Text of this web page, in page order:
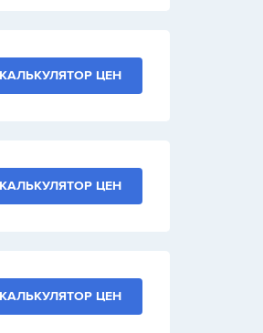
КАЛЬКУЛЯТОР ЦЕН
КАЛЬКУЛЯТОР ЦЕН
КАЛЬКУЛЯТОР ЦЕН